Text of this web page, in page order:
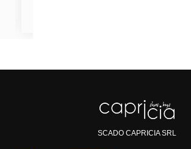
SCADO CAPRICIA SRL